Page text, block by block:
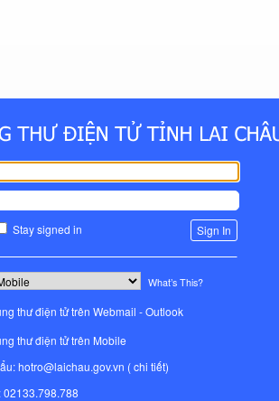
Stay signed in
What’s This?
thư điện tử trên Webmail - Outlook
thư điện tử trên Mobile
hotro@laichau.gov.vn (chi tiết)